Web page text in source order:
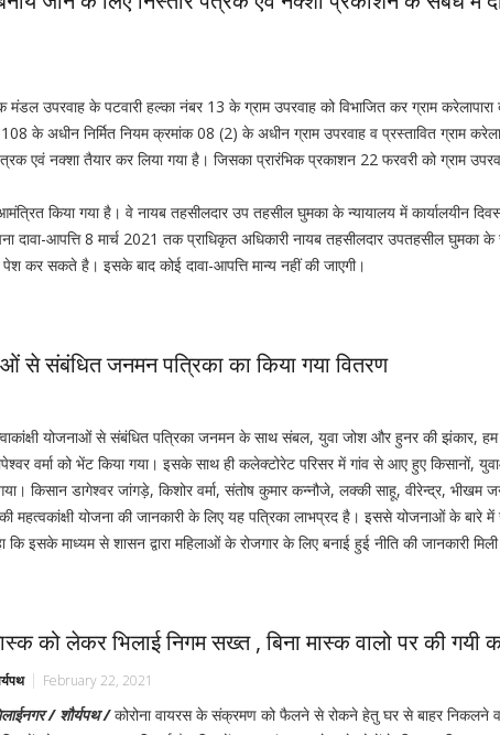
मंडल उपरवाह के पटवारी हल्का नंबर 13 के ग्राम उपरवाह को विभाजित कर ग्राम करेलापारा
के अधीन निर्मित नियम क्रमांक 08 (2) के अधीन ग्राम उपरवाह व प्रस्तावित ग्राम
एवं नक्शा तैयार कर लिया गया है। जिसका प्रारंभिक प्रकाशन 22 फरवरी को ग्राम
किया गया है। वे नायब तहसीलदार उप तहसील घुमका के न्यायालय में कार्यालयीन
आपत्ति 8 मार्च 2021 तक प्राधिकृत अधिकारी नायब तहसीलदार उपतहसील घुमका के
कर सकते है। इसके बाद कोई दावा-आपत्ति मान्य नहीं की जाएगी।
से संबंधित जनमन पत्रिका का किया गया वितरण
योजनाओं से संबंधित पत्रिका जनमन के साथ संबल, युवा जोश और हुनर की झंकार, हम
वर्मा को भेंट किया गया। इसके साथ ही कलेक्टोरेट परिसर में गांव से आए हुए किसानों,
किसान डागेश्वर जांगड़े, किशोर वर्मा, संतोष कुमार कन्नौजे, लक्की साहू, वीरेन्द्र, भीखम
महत्वकांक्षी योजना की जानकारी के लिए यह पत्रिका लाभप्रद है। इससे योजनाओं के बारे में
माध्यम से शासन द्वारा महिलाओं के रोजगार के लिए बनाई हुई नीति की जानकारी
को लेकर भिलाई निगम सख्त , बिना मास्क वालो पर की गयी
February 22, 2021
/ शौर्यपथ / कोरोना वायरस के संक्रमण को फैलने से रोकने हेतु घर से बाहर निकलने